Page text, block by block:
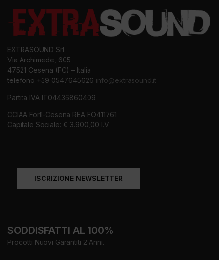
EXTRASOUND Srl
Via Archimede, 605
47521 Cesena (FC) – Italia
telefono +39 0547645626 info@extrasound.it
Partita IVA IT04436860409
CCIAA Forlì-Cesena REA FO411761
Capitale Sociale: € 3.900,00 I.V.
ISCRIZIONE NEWSLETTER
SODDISFATTI AL 100%
Prodotti Nuovi Garantiti 2 Anni.